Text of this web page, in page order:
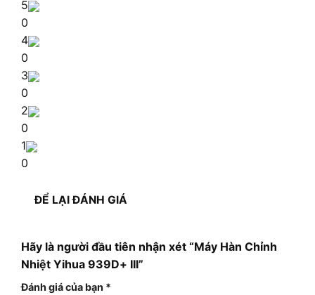
5
0
4
0
3
0
2
0
1
0
ĐỂ LẠI ĐÁNH GIÁ
Hãy là người đầu tiên nhận xét “Máy Hàn Chỉnh
Nhiệt Yihua 939D+ III”
Đánh giá của bạn *